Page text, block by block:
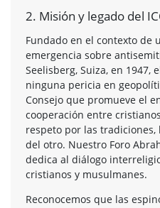
2. Misión y legado del
Fundado en el contexto de
emergencia sobre
Seelisberg, Suiza, en 1947,
ninguna pericia en
Consejo que promueve el
cooperación entre
respeto por las
del otro. Nuestro Foro
dedica al diálogo
cristianos y musulmanes.
Reconocemos que las